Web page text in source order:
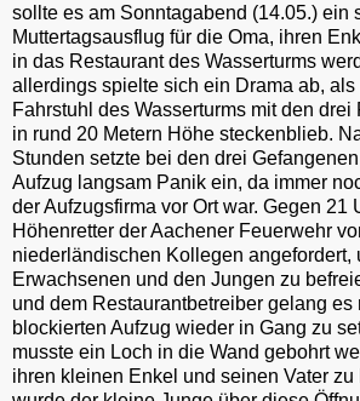
sollte es am Sonntagabend (14.05.) ein
Muttertagsausflug für die Oma, ihren
in das Restaurant des Wasserturms
allerdings spielte sich ein Drama ab,
Fahrstuhl des Wasserturms mit den
in rund 20 Metern Höhe steckenblieb.
Stunden setzte bei den drei
Aufzug langsam Panik ein, da immer
der Aufzugsfirma vor Ort war. Gegen 21
Höhenretter der Aachener Feuerwehr
niederländischen Kollegen angefordert,
Erwachsenen und den Jungen zu
und dem Restaurantbetreiber gelang es
blockierten Aufzug wieder in Gang zu
musste ein Loch in die Wand gebohrt
ihren kleinen Enkel und seinen Vater zu